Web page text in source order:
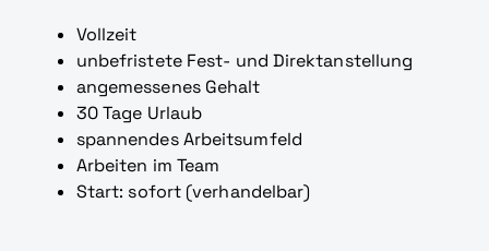
Vollzeit
unbefristete Fest- und Direktanstellung
angemessenes Gehalt
30 Tage Urlaub
spannendes Arbeitsumfeld
Arbeiten im Team
Start: sofort (verhandelbar)